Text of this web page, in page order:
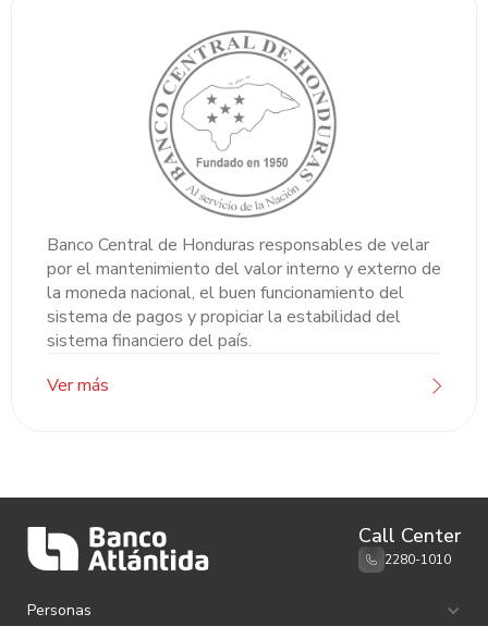
Banco Central de Honduras responsables de velar
por el mantenimiento del valor interno y externo de
la moneda nacional, el buen funcionamiento del
sistema de pagos y propiciar la estabilidad del
sistema financiero del país.
Ver más
Call Center
2280-1010
Personas